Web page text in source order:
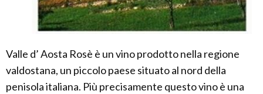
Valle d’ Aosta Rosè è un vino prodotto nella regione
valdostana, un piccolo paese situato al nord della
penisola italiana. Più precisamente questo vino è una